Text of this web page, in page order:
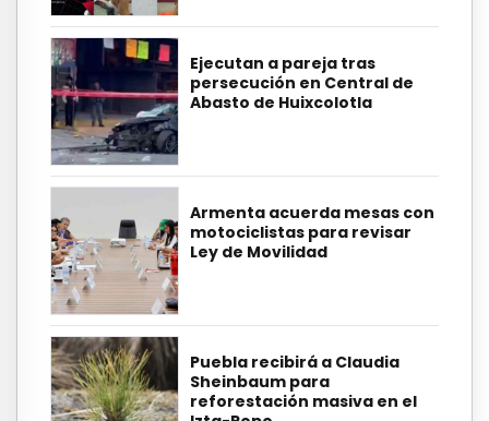
Ejecutan a pareja tras
persecución en Central de
Abasto de Huixcolotla
Armenta acuerda mesas con
motociclistas para revisar
Ley de Movilidad
Puebla recibirá a Claudia
Sheinbaum para
reforestación masiva en el